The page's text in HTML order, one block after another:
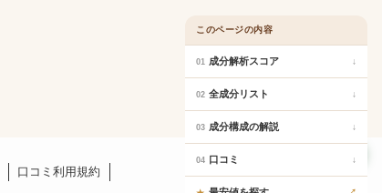
口コミ利用規約
このページの内容
01 成分解析スコア ↓
02 全成分リスト ↓
03 成分構成の解説 ↓
04 口コミ ↓